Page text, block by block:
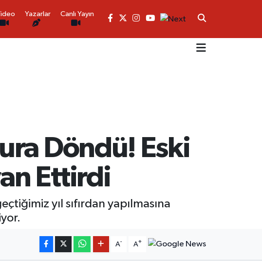
Yazarlar Canlı Yayın
Döndü! Eski
Ettirdi
yıl sıfırdan yapılmasına
A- A+